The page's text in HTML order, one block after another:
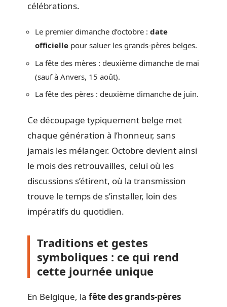
célébrations.
Le premier dimanche d’octobre : date
officielle pour saluer les grands-pères belges.
La fête des mères : deuxième dimanche de mai
(sauf à Anvers, 15 août).
La fête des pères : deuxième dimanche de juin.
Ce découpage typiquement belge met
chaque génération à l’honneur, sans
jamais les mélanger. Octobre devient ainsi
le mois des retrouvailles, celui où les
discussions s’étirent, où la transmission
trouve le temps de s’installer, loin des
impératifs du quotidien.
Traditions et gestes
symboliques : ce qui rend
cette journée unique
En Belgique, la fête des grands-pères